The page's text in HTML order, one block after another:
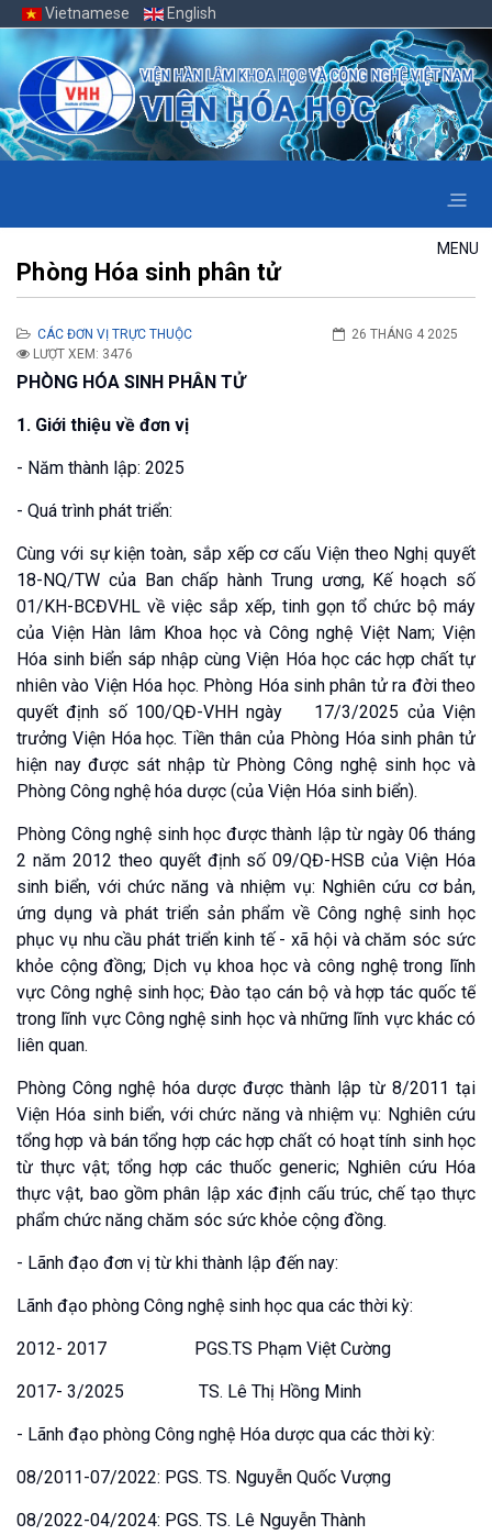
Vietnamese English
MENU
Phòng Hóa sinh phân tử
CÁC ĐƠN VỊ TRỰC THUỘC
26 THÁNG 4 2025
LƯỢT XEM: 3476
PHÒNG HÓA SINH PHÂN TỬ
1. Giới thiệu về đơn vị
- Năm thành lập: 2025
- Quá trình phát triển:
Cùng với sự kiện toàn, sắp xếp cơ cấu Viện theo Nghị quyết
18-NQ/TW của Ban chấp hành Trung ương, Kế hoạch số
01/KH-BCĐVHL về việc sắp xếp, tinh gọn tổ chức bộ máy
của Viện Hàn lâm Khoa học và Công nghệ Việt Nam; Viện
Hóa sinh biển sáp nhập cùng Viện Hóa học các hợp chất tự
nhiên vào Viện Hóa học. Phòng Hóa sinh phân tử ra đời theo
quyết định số 100/QĐ-VHH ngày 17/3/2025 của Viện
trưởng Viện Hóa học. Tiền thân của Phòng Hóa sinh phân tử
hiện nay được sát nhập từ Phòng Công nghệ sinh học và
Phòng Công nghệ hóa dược (của Viện Hóa sinh biển).
Phòng Công nghệ sinh học được thành lập từ ngày 06 tháng
2 năm 2012 theo quyết định số 09/QĐ-HSB của Viện Hóa
sinh biển, với chức năng và nhiệm vụ: Nghiên cứu cơ bản,
ứng dụng và phát triển sản phẩm về Công nghệ sinh học
phục vụ nhu cầu phát triển kinh tế - xã hội và chăm sóc sức
khỏe cộng đồng; Dịch vụ khoa học và công nghệ trong lĩnh
vực Công nghệ sinh học; Đào tạo cán bộ và hợp tác quốc tế
trong lĩnh vực Công nghệ sinh học và những lĩnh vực khác có
liên quan.
Phòng Công nghệ hóa dược được thành lập từ 8/2011 tại
Viện Hóa sinh biển, với chức năng và nhiệm vụ: Nghiên cứu
tổng hợp và bán tổng hợp các hợp chất có hoạt tính sinh học
từ thực vật; tổng hợp các thuốc generic; Nghiên cứu Hóa
thực vật, bao gồm phân lập xác định cấu trúc, chế tạo thực
phẩm chức năng chăm sóc sức khỏe cộng đồng.
- Lãnh đạo đơn vị từ khi thành lập đến nay:
Lãnh đạo phòng Công nghệ sinh học qua các thời kỳ:
2012- 2017 PGS.TS Phạm Việt Cường
2017- 3/2025 TS. Lê Thị Hồng Minh
- Lãnh đạo phòng Công nghệ Hóa dược qua các thời kỳ:
08/2011-07/2022: PGS. TS. Nguyễn Quốc Vượng
08/2022-04/2024: PGS. TS. Lê Nguyễn Thành